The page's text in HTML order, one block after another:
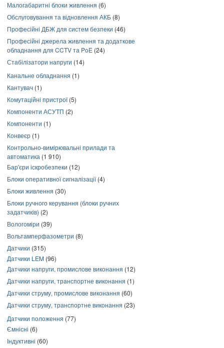
Малогабаритні блоки живлення (6)
Обслуговування та відновлення АКБ (8)
Професійні ДБЖ для систем безпеки (46)
Професійні джерела живлення та додаткове
обладнання для CCTV та PoE (24)
Стабілізатори напруги (14)
Канальне обладнання (1)
Кантувач (1)
Комутаційні пристрої(5)
Компоненти АСУТП (2)
Компоненти (1)
Конвеєр (1)
Контрольно-вимірювальні прилади та
автоматика (1 910)
Бар'єри іскробезпеки (12)
Блоки оперативної сигналізації(4)
Блоки живлення (30)
Блоки ручного керування (блоки ручних
задатчиків) (2)
Вологоміри (39)
Вольтамперфазометри (8)
Датчики (315)
Датчики LEM (96)
Датчики напруги, промислове виконання (12)
Датчики напруги, транспортне виконання (1)
Датчики струму, промислове виконання (60)
Датчики струму, транспортне виконання (23)
Датчики положення (77)
Ємнісні (6)
Індуктивні (60)